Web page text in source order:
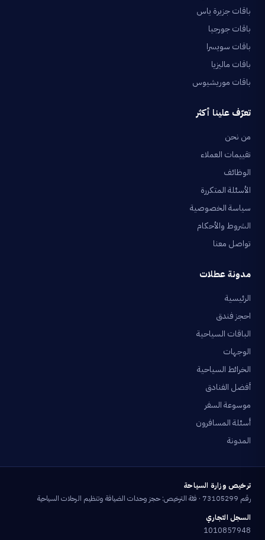
باقات جزيرة ياس
باقات جورجيا
باقات سويسرا
باقات ماليزيا
باقات موريشيوس
تعرّف علينا أكثر
من نحن
تقييمات العملاء
الوظائف
الأسئلة المتكررة
سياسة الخصوصية
الشروط والأحكام
تواصل معنا
مدونة عطلات
الرئيسية
احجز فندق
الباقات السياحية
الوجهات
الخرائط السياحية
أفضل الفنادق
موسوعة السفر
أسئلة المسافرون
المدونة
ترخيص وزارة السياحة
رقم 73105299 · فئة الترخيص: حجز وحدات الضيافة وتنظيم الرحلات السياحية
السجل التجاري
1010857948